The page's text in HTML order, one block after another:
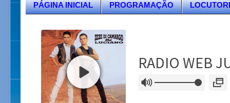
PÁGINA INICIAL PROGRAMAÇÃO